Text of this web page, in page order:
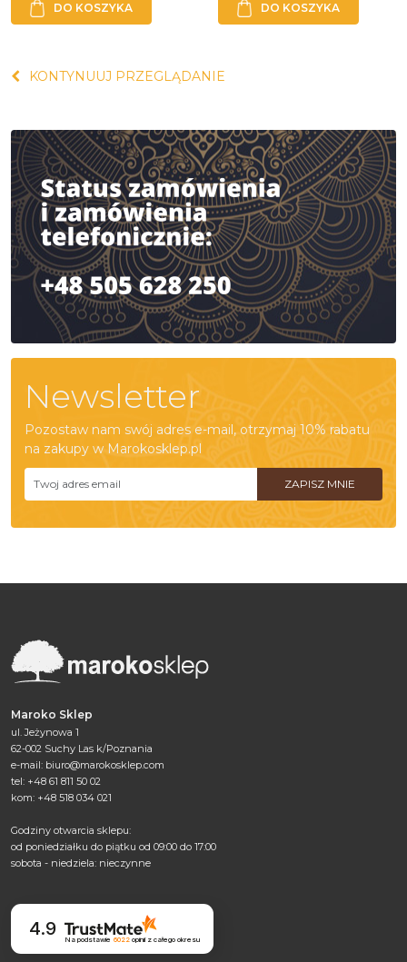
DO KOSZYKA DO KOSZYKA
KONTYNUUJ PRZEGLĄDANIE
Newsletter
Pozostaw nam swój adres e-mail, otrzymaj 10% rabatu
na zakupy w Marokosklep.pl
Maroko Sklep
ul. Jeżynowa 1
62-002 Suchy Las k/Poznania
e-mail: biuro@marokosklep.com
tel: +48 61 811 50 02
kom: +48 518 034 021
Godziny otwarcia sklepu:
od poniedziałku do piątku od 09:00 do 17:00
sobota - niedziela: nieczynne
4.9
Na podstawie 6022opinii z całego okresu